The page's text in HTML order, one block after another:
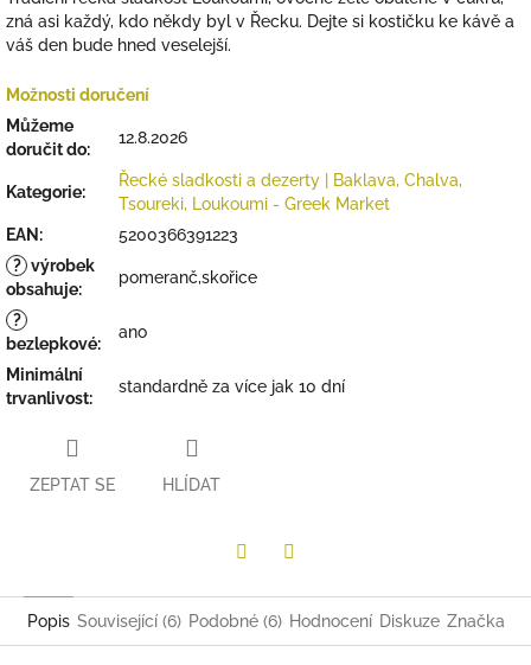
zná asi každý, kdo někdy byl v Řecku. Dejte si kostičku ke kávě a
váš den bude hned veselejší.
Možnosti doručení
Můžeme
doručit do:
12.8.2026
Kategorie:
Řecké sladkosti a dezerty | Baklava, Chalva,
Tsoureki, Loukoumi - Greek Market
EAN :
5200366391223
? výrobek
obsahuje:
pomeranč,skořice
?
bezlepkové:
ano
Minimální
trvanlivost:
standardně za více jak 10 dní
ZEPTAT SE HLÍDAT
Popis Související (6) Podobné (6) Hodnocení Diskuze Značka